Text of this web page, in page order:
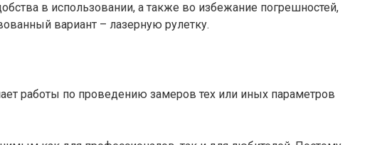
в использовании, а также во избежание погрешностей,
вариант – лазерную рулетку.
работы по проведению замеров тех или иных параметров